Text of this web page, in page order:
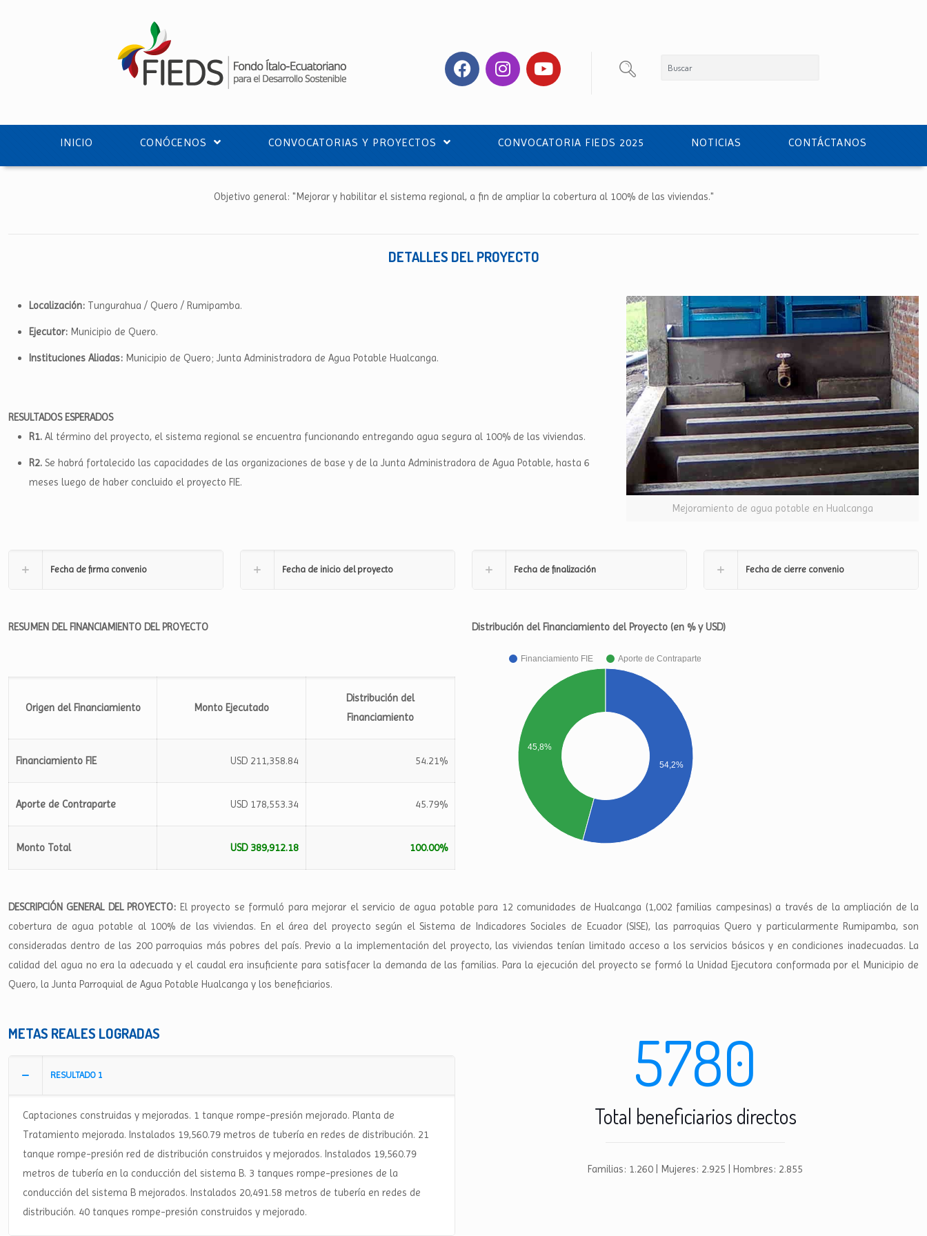
INICIO CONÓCENOS CONVOCATORIAS Y PROYECTOS CONVOCATORIA FIEDS 2025 NOTICIAS CONTÁCTANOS
Objetivo general: "Mejorar y habilitar el sistema regional, a fin de ampliar la cobertura al 100% de las viviendas."
DETALLES DEL PROYECTO
Localización: Tungurahua / Quero / Rumipamba.
Ejecutor: Municipio de Quero.
Instituciones Aliadas: Municipio de Quero; Junta Administradora de Agua Potable Hualcanga.
RESULTADOS ESPERADOS
R1. Al término del proyecto, el sistema regional se encuentra funcionando entregando agua segura al 100% de las viviendas.
R2. Se habrá fortalecido las capacidades de las organizaciones de base y de la Junta Administradora de Agua Potable, hasta 6
meses luego de haber concluido el proyecto FIE.
Mejoramiento de agua potable en Hualcanga
Fecha de firma convenio Fecha de inicio del proyecto Fecha de finalización Fecha de cierre convenio
RESUMEN DEL FINANCIAMIENTO DEL PROYECTO
Origen del Financiamiento Monto Ejecutado
Distribución del
Financiamiento
Financiamiento FIE USD 211,358.84 54.21%
Aporte de Contraparte USD 178,553.34 45.79%
Monto Total USD 389,912.18 100.00%
Distribución del Financiamiento del Proyecto (en % y USD)
Financiamiento FIE Aporte de Contraparte
45,8%
54,2%
DESCRIPCIÓN GENERAL DEL PROYECTO: El proyecto se formuló para mejorar el servicio de agua potable para 12 comunidades de Hualcanga (1,002 familias campesinas) a través de la ampliación de la
cobertura de agua potable al 100% de las viviendas. En el área del proyecto según el Sistema de Indicadores Sociales de Ecuador (SISE), las parroquias Quero y particularmente Rumipamba, son
consideradas dentro de las 200 parroquias más pobres del país. Previo a la implementación del proyecto, las viviendas tenían limitado acceso a los servicios básicos y en condiciones inadecuadas. La
calidad del agua no era la adecuada y el caudal era insuficiente para satisfacer la demanda de las familias. Para la ejecución del proyecto se formó la Unidad Ejecutora conformada por el Municipio de
Quero, la Junta Parroquial de Agua Potable Hualcanga y los beneficiarios.
METAS REALES LOGRADAS
RESULTADO 1
Captaciones construidas y mejoradas. 1 tanque rompe-presión mejorado. Planta de
Tratamiento mejorada. Instalados 19,560.79 metros de tubería en redes de distribución. 21
tanque rompe-presión red de distribución construidos y mejorados. Instalados 19,560.79
metros de tubería en la conducción del sistema B. 3 tanques rompe-presiones de la
conducción del sistema B mejorados. Instalados 20,491.58 metros de tubería en redes de
distribución. 40 tanques rompe-presión construidos y mejorado.
5780
Total beneficiarios directos
Familias: 1.260 | Mujeres: 2.925 | Hombres: 2.855